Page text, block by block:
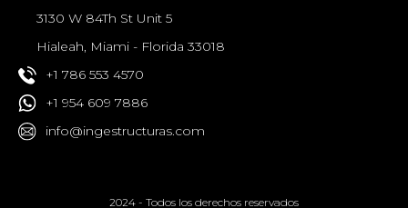
3130 W 84Th St Unit 5
Hialeah, Miami - Florida 33018
+1 786 553 4570
+1 954 609 7886
info@ingestructuras.com
2024 - Todos los derechos reservados